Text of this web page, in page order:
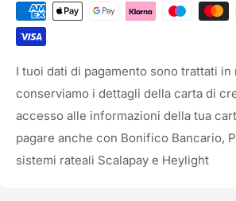
I tuoi dati di pagamento sono trattati in
conserviamo i dettagli della carta di
accesso alle informazioni della tua
pagare anche con Bonifico Bancario,
sistemi rateali Scalapay e Heylight